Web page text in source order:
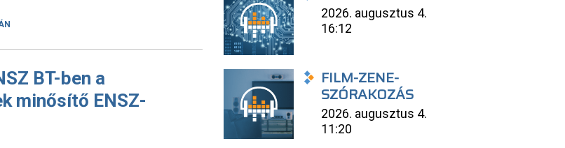
BT-ben a
minősítő ENSZ-
2026. augusztus 4.
16:12
FILM-ZENE-
SZÓRAKOZÁS
2026. augusztus 4.
11:20